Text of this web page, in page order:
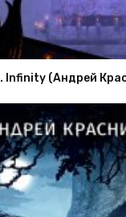
Infinity (Андрей